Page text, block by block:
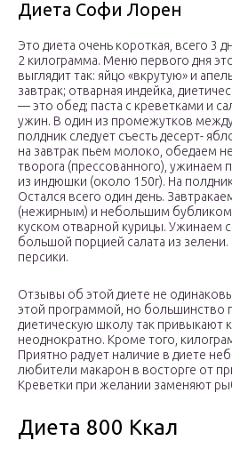
Диета Софи Лорен
Это диета очень короткая, всего 3
2 килограмма. Меню первого дня
выглядит так: яйцо «вкрутую» и
завтрак; отварная индейка,
— это обед; паста с креветками и
ужин. В один из промежутков
полдник следует съесть десерт-
на завтрак пьем молоко, обедаем
творога (прессованного), ужинаем
из индюшки (около 150г). На
Остался всего один день.
(нежирным) и небольшим
куском отварной курицы. Ужинаем
большой порцией салата из
персики.
Отзывы об этой диете не
этой программой, но большинство
диетическую школу так привыкают
неоднократно. Кроме того,
Приятно радует наличие в диете
любители макарон в восторге от
Креветки при желании заменяют
Диета 800 Ккал